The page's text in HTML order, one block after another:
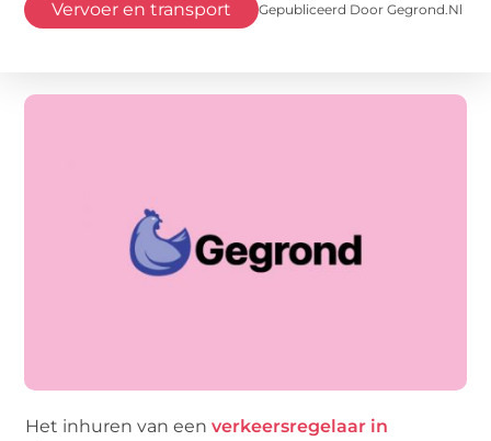
Vervoer en transport Gepubliceerd Door Gegrond.nl
Het inhuren van eenverkeersregelaar in